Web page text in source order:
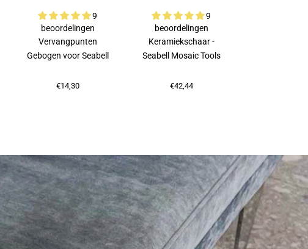
9
beoordelingen
Vervangpunten
Gebogen voor Seabell
€14,30
9
beoordelingen
Keramiekschaar -
Seabell Mosaic Tools
€42,44